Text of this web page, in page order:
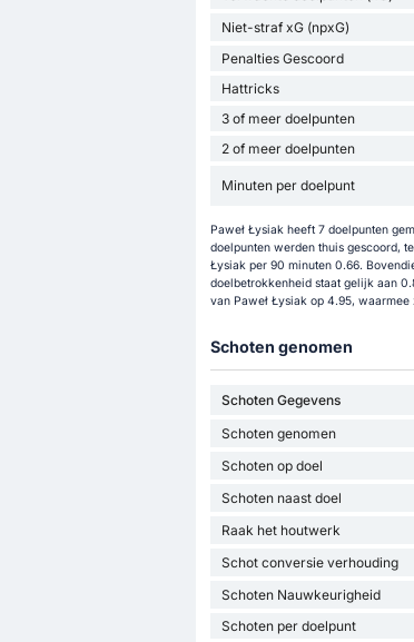
Niet-straf xG (npxG)
Penalties Gescoord
Hattricks
3 of meer doelpunten
2 of meer doelpunten
Minuten per doelpunt
Paweł Łysiak heeft 7 doelpunten
doelpunten werden thuis gescoord,
Łysiak per 90 minuten 0.66.
doelbetrokkenheid staat gelijk aan
van Paweł Łysiak op 4.95,
Schoten genomen
Schoten Gegevens
Schoten genomen
Schoten op doel
Schoten naast doel
Raak het houtwerk
Schot conversie verhouding
Schoten Nauwkeurigheid
Schoten per doelpunt